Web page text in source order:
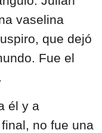
vaselina
que dejó
Fue el
él y a
no fue una